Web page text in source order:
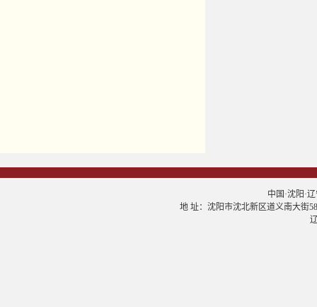
中国·沈阳·
地 址：沈阳市沈北新区道义南大街